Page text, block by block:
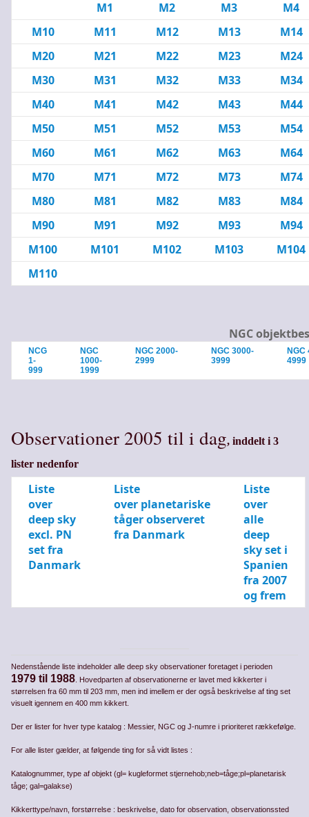
M1 M2 M3
M4
M10
M11 M12 M13
M14
M20
M21 M22 M23
M24
M30
M31 M32 M33
M34
M40
M41 M42 M43
M44
M50
M51 M52 M53
M54
M60
M61 M62 M63
M64
M70
M71 M72 M73
M74
M80
M81 M82 M83
M84
M90
M91 M92 M93
M94
M100
M101 M102 M103
M104
M110
NGC
NCG
1-
999
NGC
1000-
1999
NGC 2000-
2999
NGC 3000-
3999
NGC
4999
Observationer 2005 til i dag, inddelt i 3
lister nedenfor
Liste
over
deep sky
excl. PN
set fra
Danmark
Liste
over planetariske
tåger observeret
fra Danmark
Liste
over
alle
deep
sky set i
Spanien
fra 2007
og frem
Nedenstående liste indeholder alle deep sky observationer foretaget i perioden
1979 til 1988 . Hovedparten af observationerne er lavet med kikkerter i
størrelsen fra 60 mm til 203 mm, men ind imellem er der også beskrivelse af ting set
visuelt igennem en 400 mm kikkert.
Der er lister for hver type katalog : Messier, NGC og J-numre i prioriteret rækkefølge.
For alle lister gælder, at følgende ting for så vidt listes :
Katalognummer, type af objekt (gl= kugleformet stjernehob;neb=tåge;pl=planetarisk
tåge; gal=galakse)
Kikkerttype/navn, forstørrelse : beskrivelse, dato for observation, observationssted